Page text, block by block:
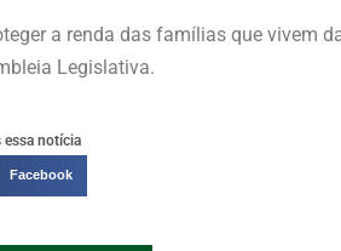
a renda das famílias que vivem
Legislativa.
essa notícia
Facebook